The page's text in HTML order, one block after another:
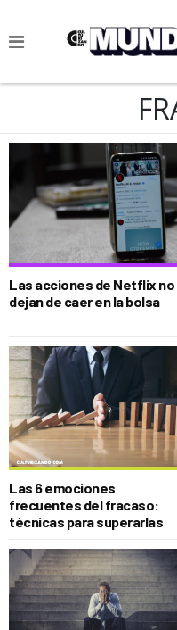
NOTICIAS
CIENCIA Y TECNOLOGÍA
VIDA
SOCIEDAD
CULTURIZANDO.COM
Las acciones de Netflix no
dejan de caer en la bolsa
Las 6 emociones
frecuentes del fracaso:
técnicas para superarlas